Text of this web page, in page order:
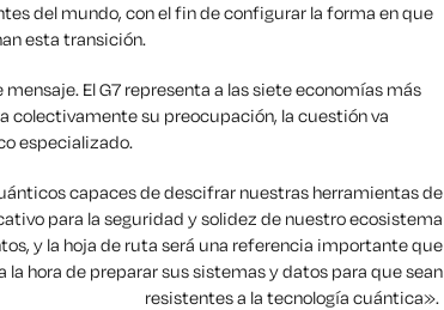
del mundo, con el fin de configurar la forma en que
esta transición.
El G7 representa a las siete economías más
colectivamente su preocupación, la cuestión va
especializado.
capaces de descifrar nuestras herramientas de
para la seguridad y solidez de nuestro ecosistema
y la hoja de ruta será una referencia importante que
hora de preparar sus sistemas y datos para que sean
resistentes a la tecnología cuántica».